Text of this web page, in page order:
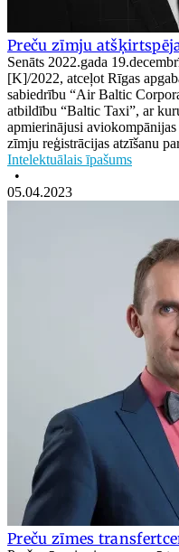
Preču zīmju
Senāts 2022.gada
[K]/2022, atceļot Rīgas
sabiedrību “Air Baltic
atbildību “Baltic Taxi”, ar
apmierinājusi
zīmju reģistrācijas atzīšanu
Intelektuālais īpašums
•
05.04.2023
Preču zīmes